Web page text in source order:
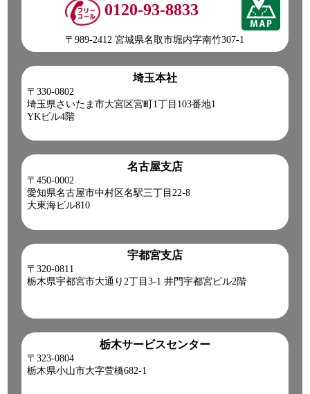
0120-93-8833
〒989-2412 宮城県名取市堀内字南竹307-1
埼玉本社
〒330-0802
埼玉県さいたま市大宮区宮町1丁目103番地1
YKビル4階
名古屋支店
〒450-0002
愛知県名古屋市中村区名駅三丁目22-8
大東海ビル810
宇都宮支店
〒320-0811
栃木県宇都宮市大通り2丁目3-1 井門宇都宮ビル2階
栃木サービスセンター
〒323-0804
栃木県小山市大字萱橋682-1